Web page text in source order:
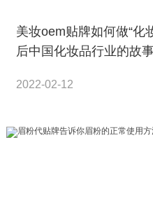
美妆oem贴牌如何做“化
后中国化妆品行业的故
2022-02-12